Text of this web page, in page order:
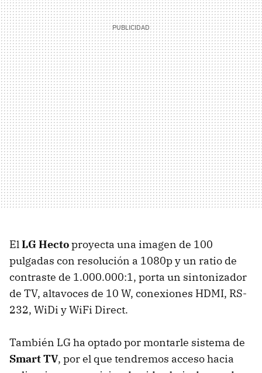
ElLG Hectoproyecta una imagen de 100
pulgadas con resolución a 1080p y un ratio de
contraste de 1.000.000:1, porta un sintonizador
de TV, altavoces de 10 W, conexiones HDMI, RS-
232, WiDi y WiFi Direct.
También LG ha optado por montarle sistema de
Smart TV, por el que tendremos acceso hacia